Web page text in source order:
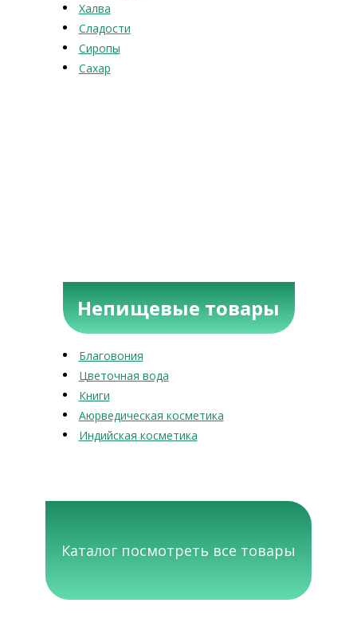
Халва
Сладости
Сиропы
Сахар
Непищевые товары
Благовония
Цветочная вода
Книги
Аюрведическая косметика
Индийская косметика
Каталог посмотреть все товары